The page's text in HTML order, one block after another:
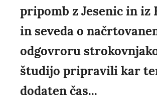
pripomb z Jesenic in iz
in seveda o
odgovroru
študijo pripravili kar
dodaten čas...